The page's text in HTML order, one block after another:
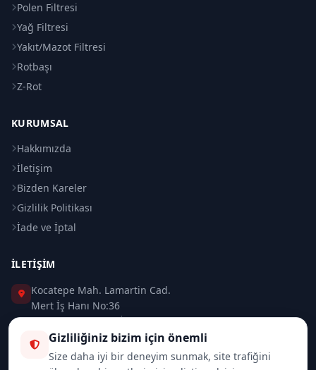
Polen Filtresi
Yağ Filtresi
Yakıt/Mazot Filtresi
Rotbaşı
Z-Rot
KURUMSAL
Hakkımızda
İletişim
Bizden Kareler
Gizlilik Politikası
İade ve İptal
İLETIŞIM
Kocatepe Mah. Lamartin Cad.
Mert İş Hanı No:36
Taksim / Beyoğlu / İSTANBUL
0 (212) 235 37 83
Gizliliğiniz bizim için önemli
Size daha iyi bir deneyim sunmak, site trafiğini